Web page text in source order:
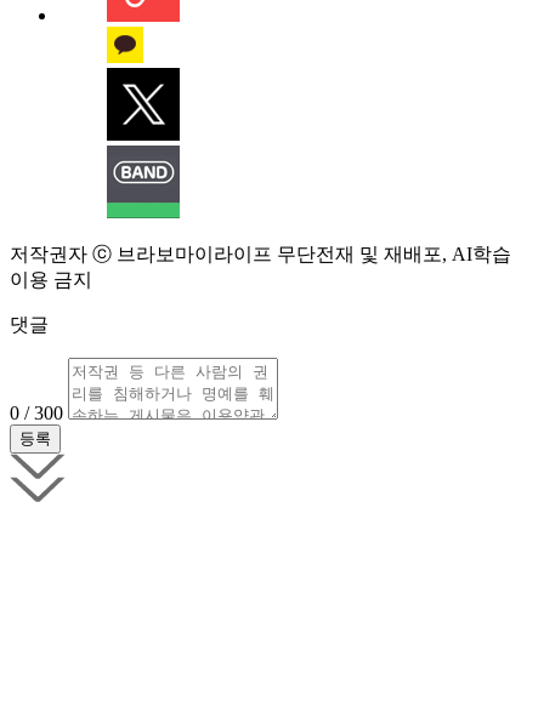
저작권자 ⓒ 브라보마이라이프 무단전재 및 재배포, AI학습
이용 금지
댓글
0 / 300